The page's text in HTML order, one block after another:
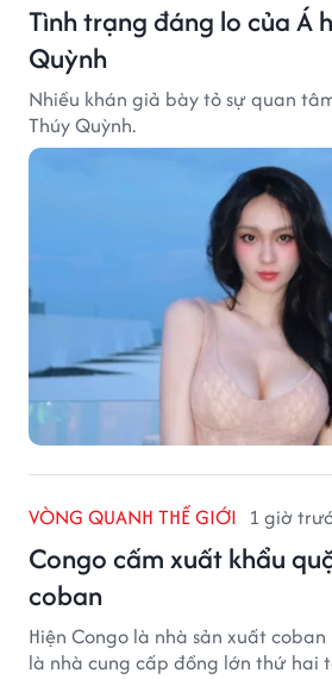
Tình trạng đáng lo của Á
Quỳnh
Nhiều khán giả bày tỏ sự quan
Thúy Quỳnh.
VÒNG QUANH THẾ GIỚI 1 giờ
Congo cấm xuất khẩu
coban
Hiện Congo là nhà sản xuất
là nhà cung cấp đồng lớn thứ hai